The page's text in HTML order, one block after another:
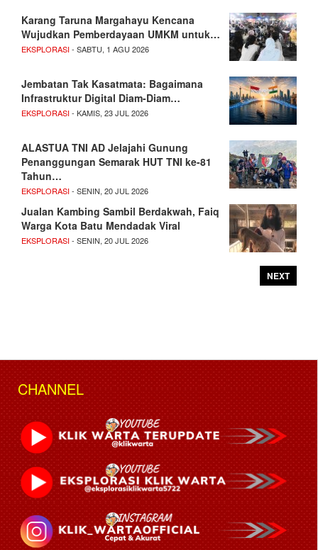
Karang Taruna Margahayu Kencana
Wujudkan Pemberdayaan UMKM untuk…
EKSPLORASI- SABTU, 1 AGU 2026
Jembatan Tak Kasatmata: Bagaimana
Infrastruktur Digital Diam-Diam…
EKSPLORASI- KAMIS, 23 JUL 2026
ALASTUA TNI AD Jelajahi Gunung
Penanggungan Semarak HUT TNI ke-81
Tahun…
EKSPLORASI- SENIN, 20 JUL 2026
Jualan Kambing Sambil Berdakwah, Faiq
Warga Kota Batu Mendadak Viral
EKSPLORASI- SENIN, 20 JUL 2026
NEXT
CHANNEL